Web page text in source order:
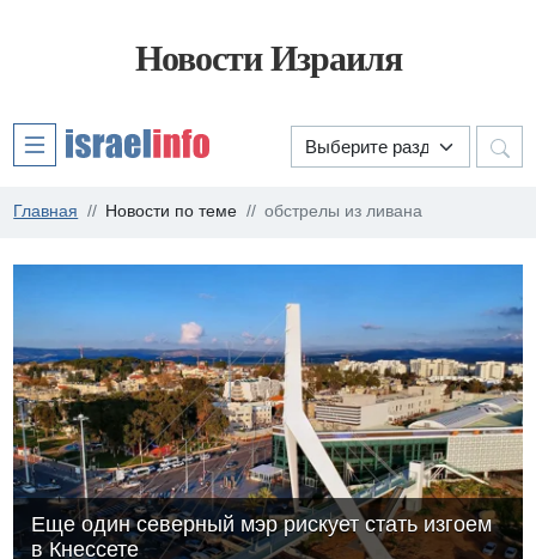
Новости Израиля
Главная Новости по теме обстрелы из ливана
Еще один северный мэр рискует стать изгоем
в Кнессете